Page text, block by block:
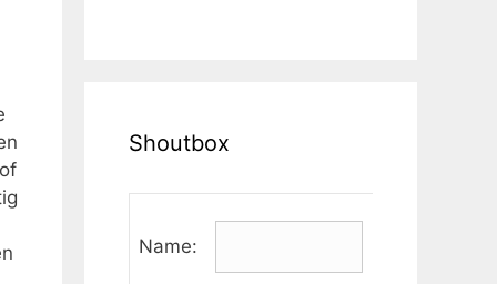
Shoutbox
Name: